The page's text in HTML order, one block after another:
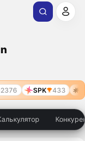
SPK 433